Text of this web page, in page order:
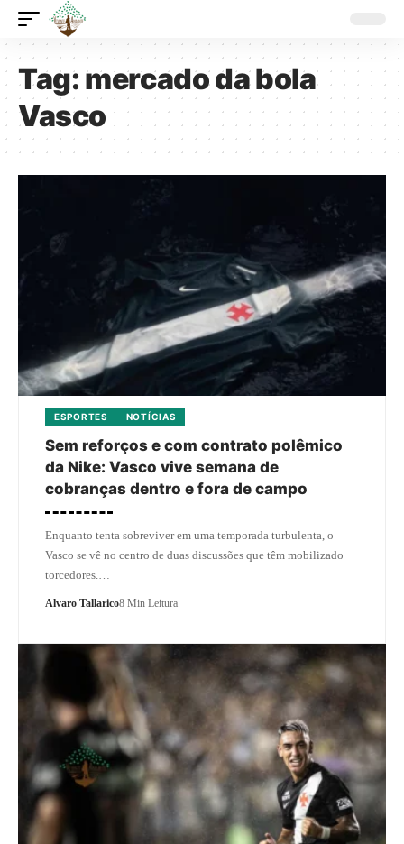
Tag:mercado da bola
Vasco
ESPORTES NOTÍCIAS
Sem reforços e com contrato polêmico
da Nike: Vasco vive semana de
cobranças dentro e fora de campo
Enquanto tenta sobreviver em uma temporada turbulenta, o
Vasco se vê no centro de duas discussões que têm mobilizado
torcedores.…
Alvaro Tallarico8 Min Leitura